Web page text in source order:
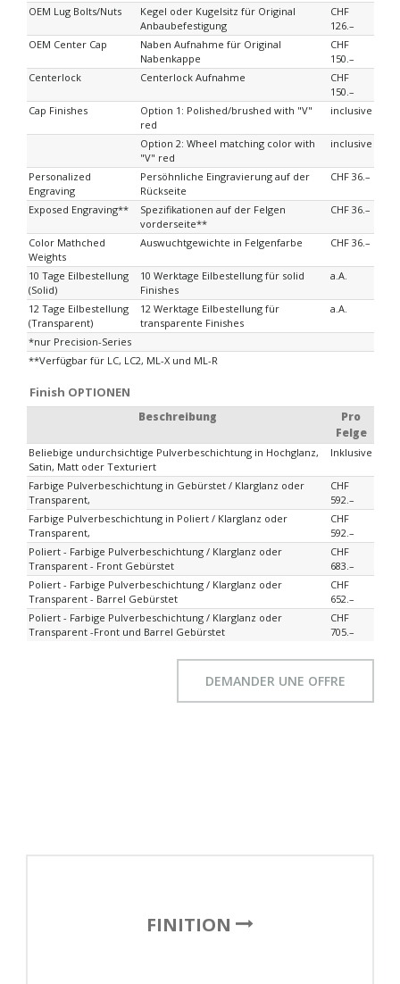
OEM Lug Bolts/Nuts
Kegel oder Kugelsitz für Original
Anbaubefestigung
CHF
126.–
OEM Center Cap
Naben Aufnahme für Original
Nabenkappe
CHF
150.–
Centerlock
Centerlock Aufnahme
CHF
150.–
Cap Finishes
Option 1: Polished/brushed with "V"
red
inclusive
Option 2: Wheel matching color with
"V" red
inclusive
Personalized
Engraving
Persöhnliche Eingravierung auf der
Rückseite
CHF 36.–
Exposed Engraving**
Spezifikationen auf der Felgen
vorderseite**
CHF 36.–
Color Mathched
Weights
Auswuchtgewichte in Felgenfarbe CHF 36.–
10 Tage Eilbestellung
(Solid)
10 Werktage Eilbestellung für solid
Finishes
a.A.
12 Tage Eilbestellung
(Transparent)
12 Werktage Eilbestellung für
transparente Finishes
a.A.
*nur Precision-Series
**Verfügbar für LC, LC2, ML-X und ML-R
Finish OPTIONEN
Beschreibung
Pro
Felge
Beliebige undurchsichtige Pulverbeschichtung in Hochglanz,
Satin, Matt oder Texturiert
Inklusive
Farbige Pulverbeschichtung in Gebürstet / Klarglanz oder
Transparent,
CHF
592.–
Farbige Pulverbeschichtung in Poliert / Klarglanz oder
Transparent,
CHF
592.–
Poliert - Farbige Pulverbeschichtung / Klarglanz oder
Transparent - Front Gebürstet
CHF
683.–
Poliert - Farbige Pulverbeschichtung / Klarglanz oder
Transparent - Barrel Gebürstet
CHF
652.–
Poliert - Farbige Pulverbeschichtung / Klarglanz oder
Transparent -Front und Barrel Gebürstet
CHF
705.–
DEMANDER UNE OFFRE
FINITION